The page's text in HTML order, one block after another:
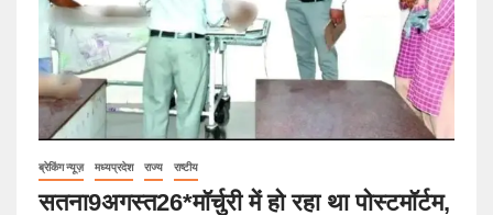
ब्रेकिंग न्यूज़ मध्यप्रदेश राज्य राष्टीय
सतना9अगस्त26*मॉर्चुरी में हो रहा था पोस्टमॉर्टम,